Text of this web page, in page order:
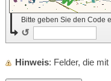
Bitte geben Sie den Code
↺
Hinweis : Felder, die mit